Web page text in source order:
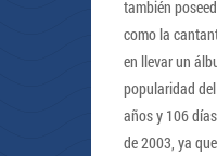
también
como la
en llevar un
popularidad
años y 106
de 2003, ya